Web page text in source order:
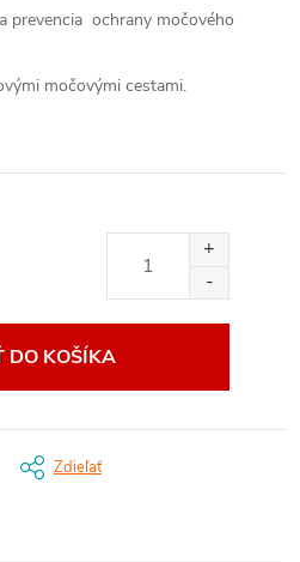
prevencia ochrany močového
močovými cestami.
DO KOŠÍKA
Zdieľať